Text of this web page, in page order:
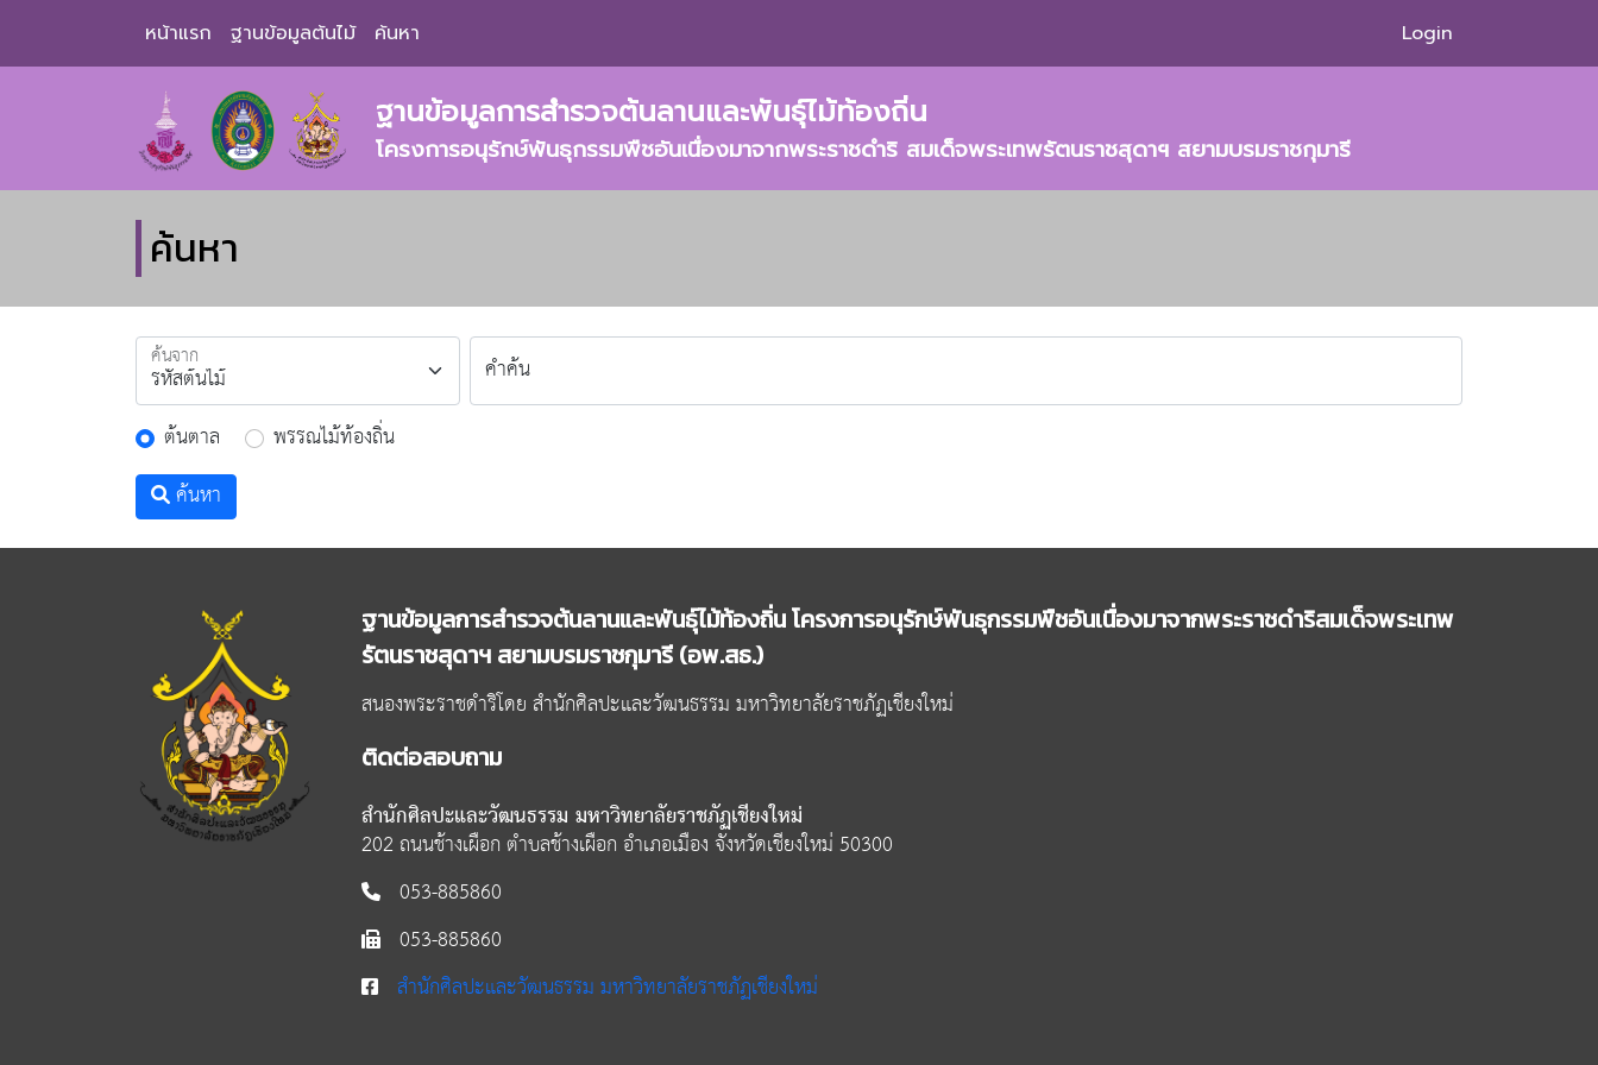
หน้าแรก ฐานข้อมูลต้นไม้ ค้นหา Login
ฐานข้อมูลการสำรวจต้นลานและพันธุ์ไม้ท้องถิ่น
โครงการอนุรักษ์พันธุกรรมพืชอันเนื่องมาจากพระราชดำริ สมเด็จพระเทพรัตนราชสุดาฯ สยามบรมราชกุมารี
ค้นหา
ค้นจาก
คำค้น
ต้นตาล
พรรณไม้ท้องถิ่น
ค้นหา
ฐานข้อมูลการสำรวจต้นลานและพันธุ์ไม้ท้องถิ่น โครงการอนุรักษ์พันธุกรรมพืชอันเนื่องมาจากพระราชดำริสมเด็จพระเทพ
รัตนราชสุดาฯ สยามบรมราชกุมารี (อพ.สธ.)
สนองพระราชดำริโดย สำนักศิลปะและวัฒนธรรม มหาวิทยาลัยราชภัฏเชียงใหม่
ติดต่อสอบถาม
สำนักศิลปะและวัฒนธรรม มหาวิทยาลัยราชภัฏเชียงใหม่
202 ถนนช้างเผือก ตำบลช้างเผือก อำเภอเมือง จังหวัดเชียงใหม่ 50300
053-885860
053-885860
สำนักศิลปะและวัฒนธรรม มหาวิทยาลัยราชภัฏเชียงใหม่